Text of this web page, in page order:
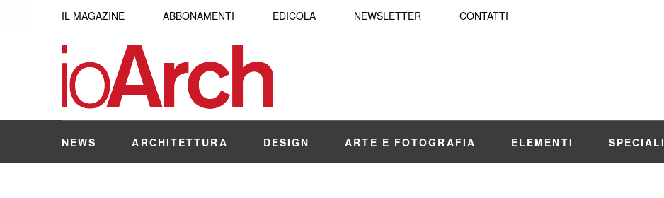
IL MAGAZINE ABBONAMENTI EDICOLA NEWSLETTER CONTATTI
NEWS ARCHITETTURA DESIGN ARTE E FOTOGRAFIA ELEMENTI SPECIALI